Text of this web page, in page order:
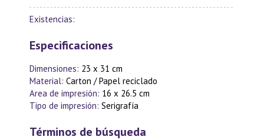
Existencias:
Especificaciones
Dimensiones: 23 x 31 cm
Material: Carton / Papel reciclado
Area de impresión: 16 x 26.5 cm
Tipo de impresión: Serigrafía
Términos de búsqueda